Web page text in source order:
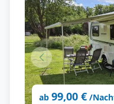
ab 99,00 € /